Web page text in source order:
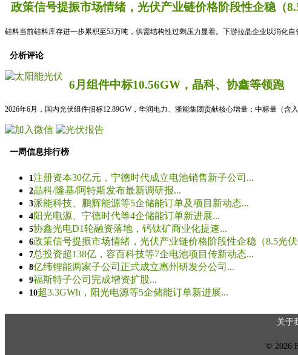
政策信号提振市场情绪，光伏产业链价格阶段性企稳（
硅料当前硅料库存进一步累积至53万吨，供需结构性过剩压力显着。下游拉晶企业以消化
分析评论
6月组件中标10.56GW，晶科、协鑫等领跑
2026年6月，国内光伏组件招标12.89GW，华润电力、浙能集团贡献核心增量；中标量（含
一周信息排行榜
1注册资本30亿元，宁德时代成立电池销售新子公司...
2晶科/隆基/阿特斯发布最新调研报...
3派能科技、鹏辉能源等5企储能订单及项目新动态...
4阳光电源、宁德时代等4企储能订单新进展...
5协鑫光电D1轮融资落地，钙钛矿商业化提速...
6政策信号提振市场情绪，光伏产业链价格阶段性企稳（8.5光
7总投资超138亿，容百科技等7企电池项目传新动态...
8亿纬锂能两家子公司正式成立惠州研发分公司...
9福斯特子公司完成增资扩股...
10超3.3GWh，阳光电源等5企储能订单新进展...
关于
© 2026